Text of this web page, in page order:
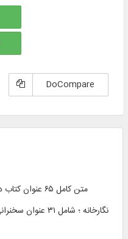
DoCompare
متن کامل ۶۵ عنوان کتاب در ۳۱ مجلد از آثار آیت الله طالقانی (ره)